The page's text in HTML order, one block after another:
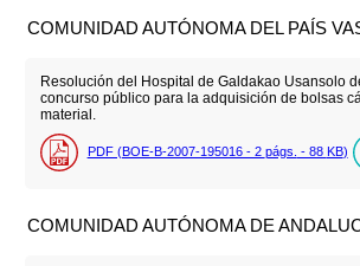
COMUNIDAD AUTÓNOMA DEL PAÍS
Resolución del Hospital de Galdakao Usansolo
concurso público para la adquisición de bolsas
material.
PDF (BOE-B-2007-195016 - 2 págs. - 88 KB)
COMUNIDAD AUTÓNOMA DE